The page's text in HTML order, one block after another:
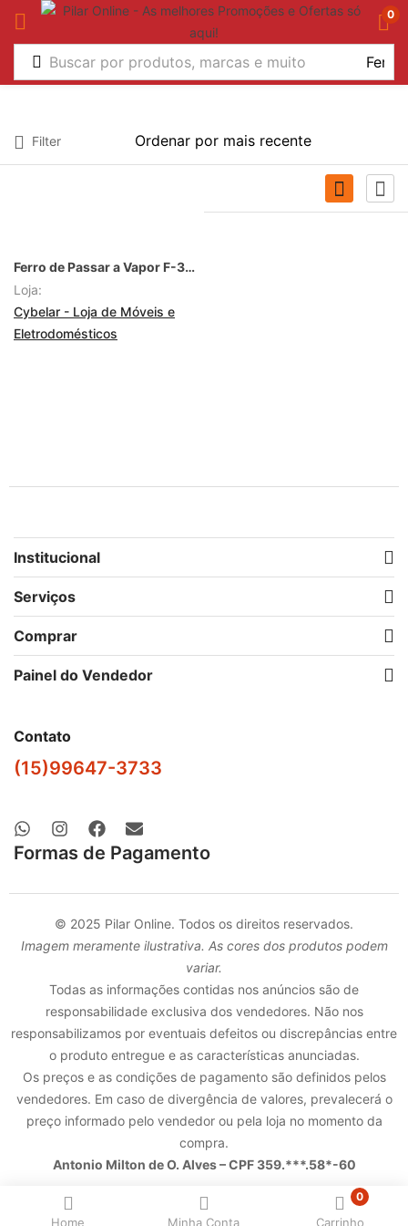
0
Home Minha Conta
0
Carrinho
Marca
Tamanho
Filter
Ferro de Passar a Vapor F-32 da Mondial
Loja:
Cybelar - Loja de Móveis e
Eletrodomésticos
Institucional
Serviços
Comprar
Painel do Vendedor
Contato
(15)99647-3733
Formas de Pagamento
© 2025 Pilar Online. Todos os direitos reservados.
Imagem meramente ilustrativa. As cores dos produtos podem
variar.
Todas as informações contidas nos anúncios são de
responsabilidade exclusiva dos vendedores. Não nos
responsabilizamos por eventuais defeitos ou discrepâncias entre
o produto entregue e as características anunciadas.
Os preços e as condições de pagamento são definidos pelos
vendedores. Em caso de divergência de valores, prevalecerá o
preço informado pelo vendedor ou pela loja no momento da
compra.
Antonio Milton de O. Alves – CPF 359.***.58*-60